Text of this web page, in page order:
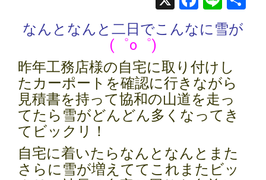
なんとなんと二日でこんなに雪が
(゜o゜)
昨年工務店様の自宅に取り付けし
たカーポートを確認に行きながら
見積書を持って協和の山道を走っ
てたら雪がどんどん多くなってき
てビックリ！
自宅に着いたらなんとなんとまた
さらに雪が増えててこれまたビッ